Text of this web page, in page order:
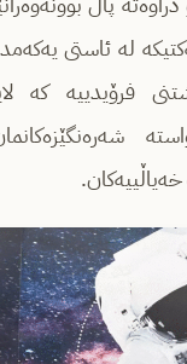
لە ئاستى
فرۆیدییە كە